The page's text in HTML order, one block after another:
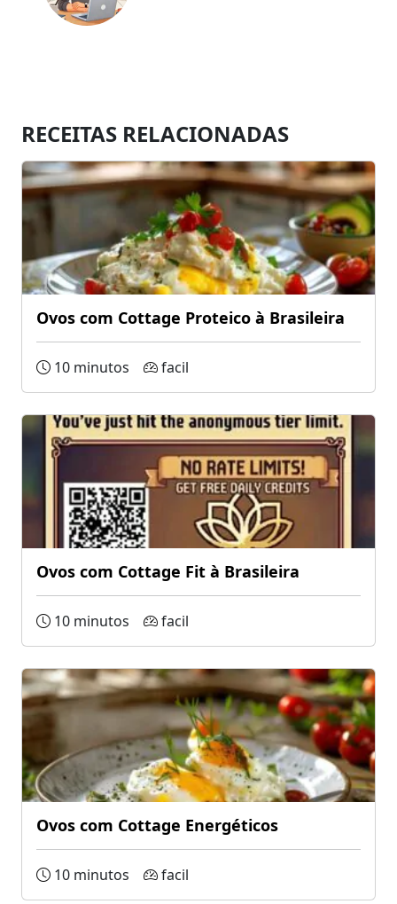
RECEITAS RELACIONADAS
Ovos com Cottage Proteico à Brasileira
10 minutos facil
Ovos com Cottage Fit à Brasileira
10 minutos facil
Ovos com Cottage Energéticos
10 minutos facil